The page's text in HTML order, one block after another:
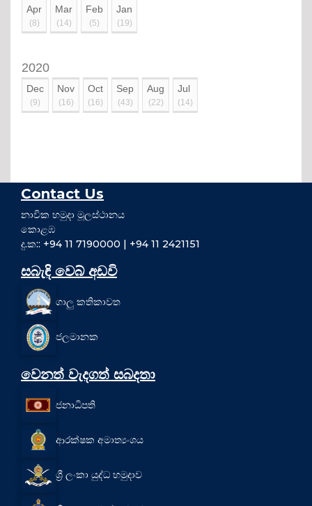
Apr
(8)
Mar
(14)
Feb
(5)
Jan
(19)
2020
Dec
(9)
Nov
(16)
Oct
(16)
Sep
(43)
Aug
(22)
Jul
(14)
Contact Us
නාවික හමුදා මූලස්ථානය
කොළඹ
දු.ක:: +94 11 7190000 | +94 11 2421151
සබැඳි වෙබ් අඩවි
ගාලු කතිකාවත
ජලමානක
වෙනත් වැදගත් සබදතා
ජනාධිපති
ආරක්ෂක අමාත්‍යංශය
ශ්‍රී ලංකා යුද්ධ හමුදාව